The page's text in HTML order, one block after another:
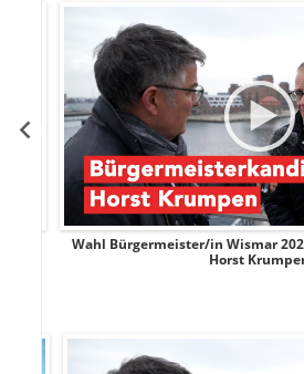
Wahl Bürgermeister/in Wismar
Horst Krumpen